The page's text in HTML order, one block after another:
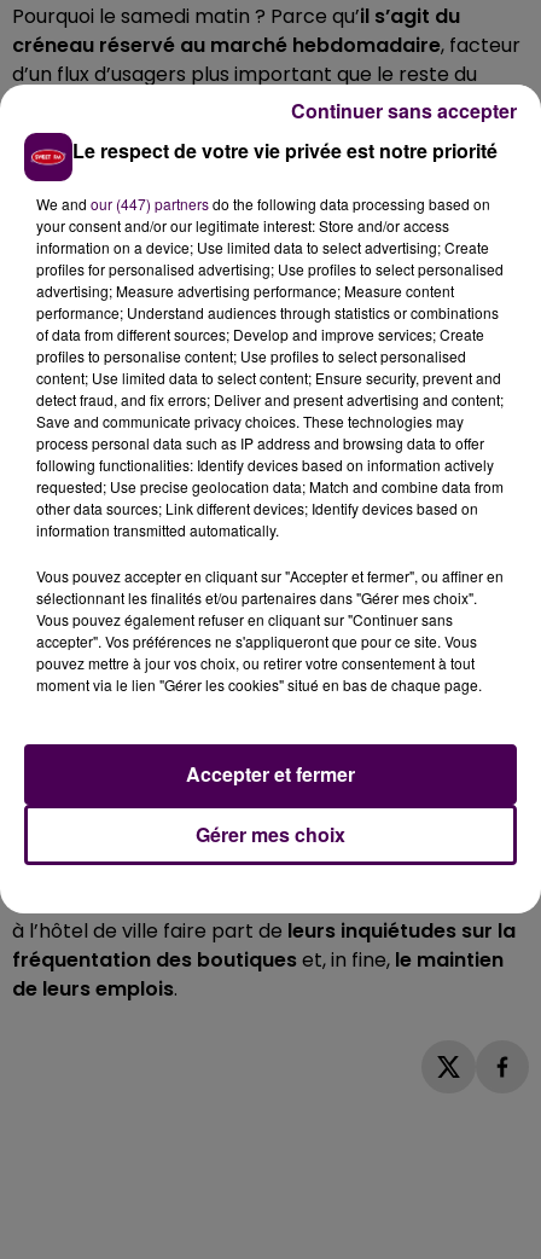
Pourquoi le samedi matin ? Parce qu’il s’agit du
créneau réservé au marché hebdomadaire, facteur
d’un flux d’usagers plus important que le reste du
temps, d’où à la fois les problèmes de circulation
automobile et de sécurité pour les personnes
vulnérables, qu’elles soient à pied ou sur leur vélo :"Si
un automobiliste fait une marche arrière et écrase
quelqu’un,je serai tenu responsable"a lancé Hervé
Maunoury, maire, lors du Conseil municipal de ce lundi
9 octobre.
EXPÉRIMENTATION JUSQU'À DÉBUT
NOVEMBRE
Décision a été prise, par les élus Falaisiens, de
poursuivre l’expérimentation engagée le 7 octobre,
jusqu’au samedi 4 novembre"afin d’avoir le recul
nécessaire pour évaluer l’intérêt de la mesure": il
s’agira de constater"l’impact de la piétonisation de
la rue pour les clients, sur l’activité des
commerçants et sur la sécurisation des
déplacements sur cet axe durant les quatre heures
hebdomadaires concernées"fait-on savoir.
PROCESSUS RÉVERSIBLE AU CAS OÙ
"S’il y a plus de dommages que d’avantages, bien
évidemment on fera marche arrière"
Maunoury :"On n’est pas obtus, si de fait on arrivait à
constater que c’est une erreur, pas de problème, je
demande aux services de supprimer l’arrêté"
à l’hôtel de ville faire part de leurs inquiétudes sur la
fréquentation des boutiqueset, in fine, le maintien
de leurs emplois.
Le respect de votre vie privée est notre priorité
We and our (447) partnersdo the following data processing based on
your consent and/or our legitimate interest: Store and/or access
information on a device; Use limited data to select advertising; Create
profiles for personalised advertising; Use profiles to select personalised
advertising; Measure advertising performance; Measure content
performance; Understand audiences through statistics or combinations
of data from different sources; Develop and improve services; Create
profiles to personalise content; Use profiles to select personalised
content; Use limited data to select content; Ensure security, prevent and
detect fraud, and fix errors; Deliver and present advertising and content;
Save and communicate privacy choices. These technologies may
process personal data such as IP address and browsing data to offer
following functionalities: Identify devices based on information actively
requested; Use precise geolocation data; Match and combine data from
other data sources; Link different devices; Identify devices based on
information transmitted automatically.
Vous pouvez accepter en cliquant sur "Accepter et fermer", ou affiner en
sélectionnant les finalités et/ou partenaires dans "Gérer mes choix".
Vous pouvez également refuser en cliquant sur "Continuer sans
accepter". Vos préférences ne s'appliqueront que pour ce site. Vous
pouvez mettre à jour vos choix, ou retirer votre consentement à tout
moment via le lien "Gérer les cookies" situé en bas de chaque page.
Gérer mes choix
Accepter et fermer
Continuer sans accepter